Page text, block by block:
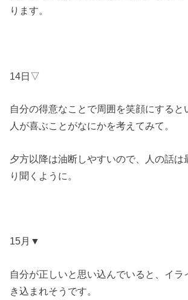
ります。
14日▽
自分の得意なことで周囲を笑顔にすると
人が喜ぶことがなにかを考えてみて。
夕方以降は油断しやすいので、人の話は
り聞くように。
15月▼
自分が正しいと思い込んでいると、イラ
き込まれそうです。